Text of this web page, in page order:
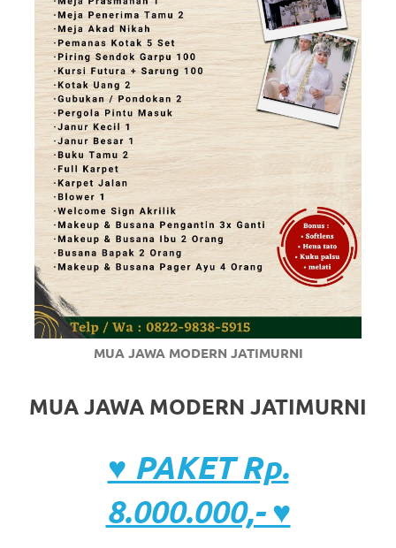
MUA JAWA MODERN JATIMURNI
MUA JAWA MODERN JATIMURNI
♥ PAKET Rp.
8.000.000,- ♥